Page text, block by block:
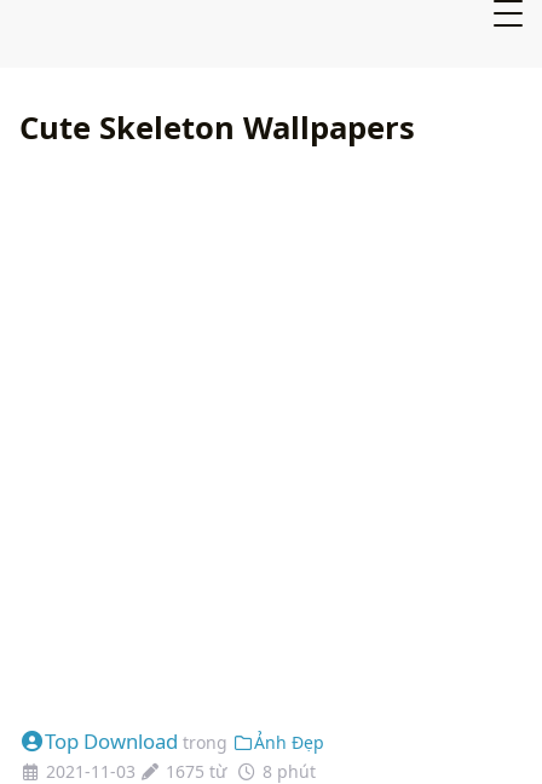
Cute Skeleton Wallpapers
Top Download trong
Ảnh Đẹp
2021-11-03
1675 từ 8 phút